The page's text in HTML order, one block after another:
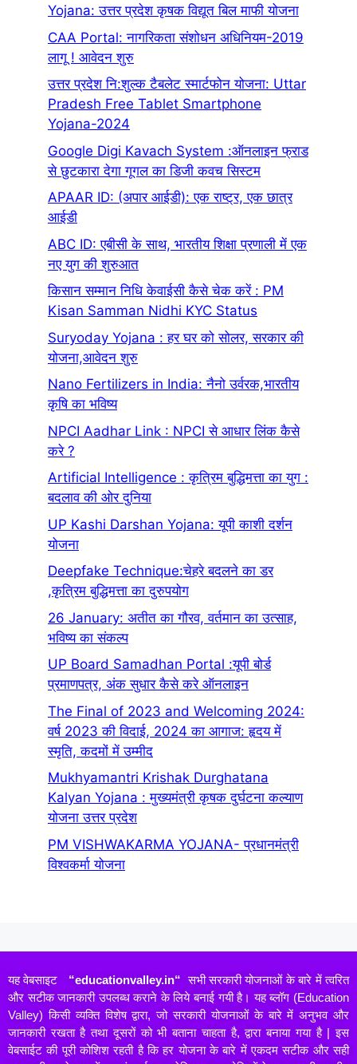
Yojana: उत्तर प्रदेश कृषक विद्यूत बिल माफी योजना
CAA Portal: नागरिकता संशोधन अधिनियम-2019
लागू ! आवेदन शुरु
उत्तर प्रदेश नि:शुल्क टैबलेट स्मार्टफोन योजना: Uttar
Pradesh Free Tablet Smartphone
Yojana-2024
Google Digi Kavach System :ऑनलाइन फ्राड
से छुटकारा देगा गूगल का डिजी कवच सिस्टम
APAAR ID: (अ‍पार आईडी): एक राष्ट्र, एक छात्र
आईडी
ABC ID: एबीसी के साथ, भारतीय शिक्षा प्रणाली में एक
नए युग की शुरुआत
किसान सम्मान निधि केवाईसी कैसे चेक करें : PM
Kisan Samman Nidhi KYC Status
Suryoday Yojana : हर घर को सोलर, सरकार की
योजना,आवेदन शुरु
Nano Fertilizers in India: नैनो उर्वरक,भारतीय
कृषि का भविष्य
NPCI Aadhar Link : NPCI से आधार लिंक कैसे
करे ?
Artificial Intelligence : कृत्रिम बुद्धिमत्ता का युग :
बदलाव की ओर दुनिया
UP Kashi Darshan Yojana: यूपी काशी दर्शन
योजना
Deepfake Technique:चेहरे बदलने का डर
,कृत्रिम बुद्धिमत्ता का दुरुपयोग
26 January: अतीत का गौरव, वर्तमान का उत्साह,
भविष्य का संकल्प
UP Board Samadhan Portal :यूपी बोर्ड
प्रमाणपत्र, अंक सुधार कैसे करे ऑनलाइन
The Final of 2023 and Welcoming 2024:
वर्ष 2023 की विदाई, 2024 का आगाज: हृदय में
स्मृति, कदमों में उम्मीद
Mukhyamantri Krishak Durghatana
Kalyan Yojana : मुख्यमंत्री कृषक दुर्घटना कल्याण
योजना उत्तर प्रदेश
PM VISHWAKARMA YOJANA- प्रधानमंत्री
विश्वकर्मा योजना
यह वेबसाइट “educationvalley.in“ सभी सरकारी योजनाओं के बारे में त्वरित
और सटीक जानकारी उपलब्ध कराने के लिये बनाई गयी है। यह ब्लॉग (Education
Valley) किसी व्यक्ति विशेष द्वारा, जो सरकारी योजनाओं के बारे में अनुभव और
जानकारी रखता है तथा दूसरों को भी बताना चाहता है, द्वारा बनाया गया है | इस
वेबसाईट की पूरी कोशिश रहती है कि हर योजना के बारे में एकदम सटीक और सही